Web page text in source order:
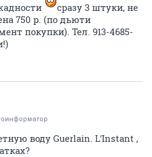
сразу 3 штуки, не
750 р. (по дьюти
покупки). Тел. 913-4685-
воду Guerlain. L'Instant ,